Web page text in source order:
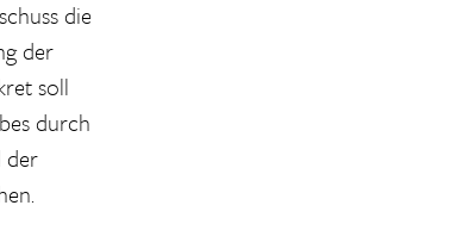
die
der
soll
durch
der